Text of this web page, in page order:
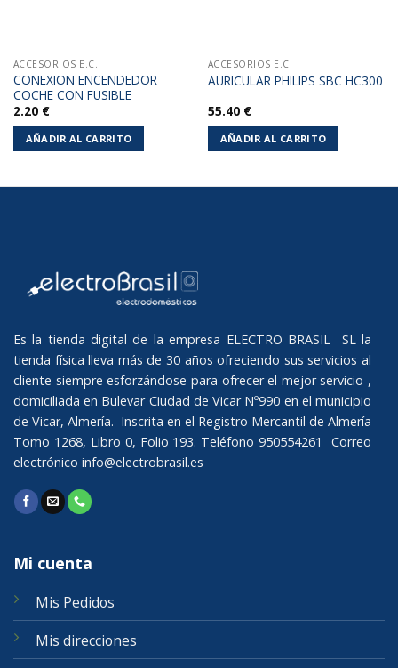
ACCESORIOS E.C.
CONEXION ENCENDEDOR
COCHE CON FUSIBLE
2.20 €
AÑADIR AL CARRITO
ACCESORIOS E.C.
AURICULAR PHILIPS SBC HC300
55.40 €
AÑADIR AL CARRITO
Es la tienda digital de la empresa ELECTRO BRASIL SL la
tienda física lleva más de 30 años ofreciendo sus servicios al
cliente siempre esforzándose para ofrecer el mejor servicio ,
domiciliada en Bulevar Ciudad de Vicar Nº990 en el municipio
de Vicar, Almería. Inscrita en el Registro Mercantil de Almería
Tomo 1268, Libro 0, Folio 193. Teléfono 950554261 Correo
electrónico info@electrobrasil.es
Mi cuenta
Mis Pedidos
Mis direcciones